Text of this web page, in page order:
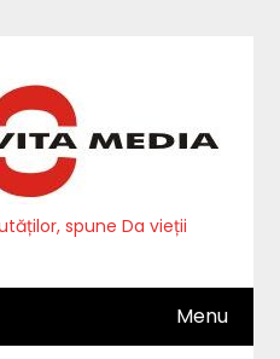
spune Da vieții
Menu